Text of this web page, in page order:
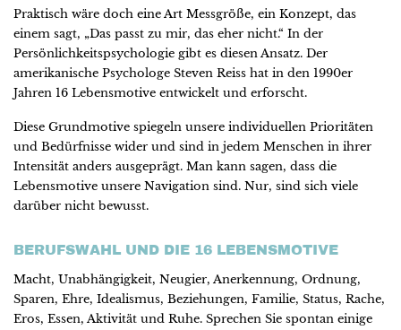
Praktisch wäre doch eine Art Messgröße, ein Konzept, das
einem sagt, „Das passt zu mir, das eher nicht.“ In der
Persönlichkeitspsychologie gibt es diesen Ansatz. Der
amerikanische Psychologe Steven Reiss hat in den 1990er
Jahren 16 Lebensmotive entwickelt und erforscht.
Diese Grundmotive spiegeln unsere individuellen Prioritäten
und Bedürfnisse wider und sind in jedem Menschen in ihrer
Intensität anders ausgeprägt. Man kann sagen, dass die
Lebensmotive unsere Navigation sind. Nur, sind sich viele
darüber nicht bewusst.
BERUFSWAHL UND DIE 16 LEBENSMOTIVE
Macht, Unabhängigkeit, Neugier, Anerkennung, Ordnung,
Sparen, Ehre, Idealismus, Beziehungen, Familie, Status, Rache,
Eros, Essen, Aktivität und Ruhe. Sprechen Sie spontan einige